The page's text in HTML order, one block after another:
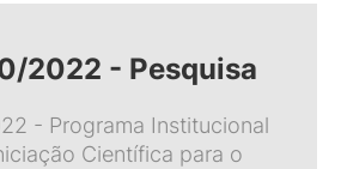
2022 - Pesquisa
- Programa Institucional
Científica para o